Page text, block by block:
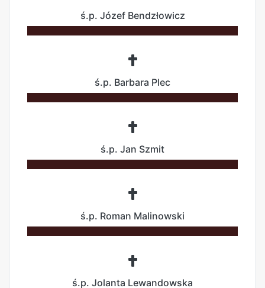
ś.p. Józef Bendzłowicz
ś.p. Barbara Plec
ś.p. Jan Szmit
ś.p. Roman Malinowski
ś.p. Jolanta Lewandowska